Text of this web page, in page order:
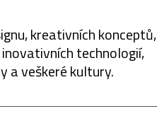
kreativních konceptů,
technologií,
a veškeré kultury.